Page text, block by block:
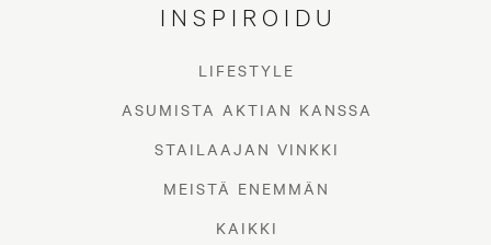
INSPIROIDU
LIFESTYLE
ASUMISTA AKTIAN KANSSA
STAILAAJAN VINKKI
MEISTÄ ENEMMÄN
KAIKKI